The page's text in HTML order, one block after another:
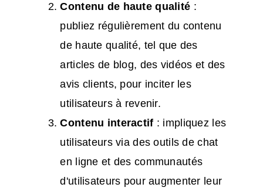
Contenu de haute qualité :
publiez régulièrement du contenu
de haute qualité, tel que des
articles de blog, des vidéos et des
avis clients, pour inciter les
utilisateurs à revenir.
Contenu interactif : impliquez les
utilisateurs via des outils de chat
en ligne et des communautés
d'utilisateurs pour augmenter leur